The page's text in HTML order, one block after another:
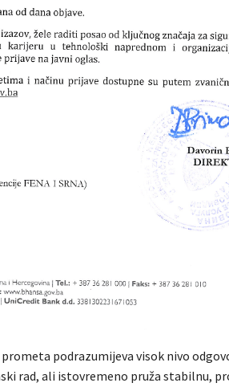
podrazumijeva visok nivo
rad, ali istovremeno pruža stabilnu,